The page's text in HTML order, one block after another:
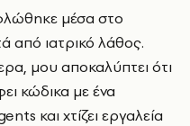
μέσα στο
από ιατρικό λάθος.
μου αποκαλύπτει ότι
κώδικα με ένα
και χτίζει εργαλεία